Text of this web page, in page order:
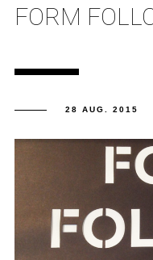
FORM
28 AUG. 2015